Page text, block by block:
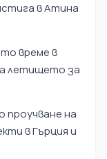
в Атина
време в
летището за
проучване на
в Гърция и